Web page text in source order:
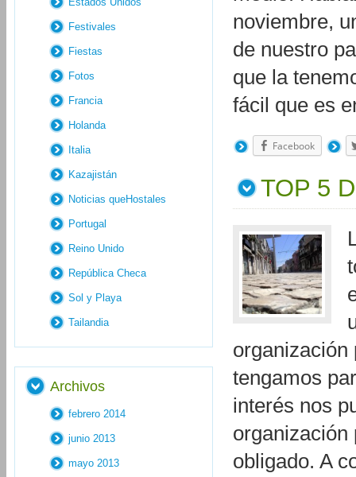
noviembre,
de nuestro
que la
fácil que es
Facebook
TOP 5
organización
tengamos
interés nos
organización
obligado. A
Festivales
Fiestas
Fotos
Francia
Holanda
Italia
Kazajistán
Noticias queHostales
Portugal
Reino Unido
República Checa
Sol y Playa
Tailandia
Archivos
febrero 2014
junio 2013
mayo 2013